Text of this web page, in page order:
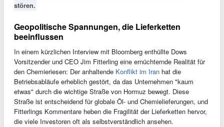
stören.
Geopolitische Spannungen, die Lieferketten
beeinflussen
In einem kürzlichen Interview mit Bloomberg enthüllte Dows
Vorsitzender und CEO Jim Fitterling eine ernüchternde Realität für
den Chemieriesen: Der anhaltende Konflikt im Iran hat die
Betriebsabläufe erheblich gestört, da das Unternehmen "kaum
etwas" durch die wichtige Straße von Hormuz bewegt. Diese
Straße ist entscheidend für globale Öl- und Chemielieferungen, und
Fitterlings Kommentare heben die Fragilität der Lieferketten hervor,
die viele Investoren oft als selbstverständlich ansehen.